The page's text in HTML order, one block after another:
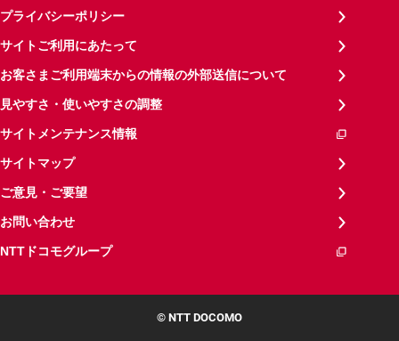
プライバシーポリシー
サイトご利用にあたって
お客さまご利用端末からの情報の外部送信について
見やすさ・使いやすさの調整
サイトメンテナンス情報
サイトマップ
ご意見・ご要望
お問い合わせ
NTTドコモグループ
© NTT DOCOMO